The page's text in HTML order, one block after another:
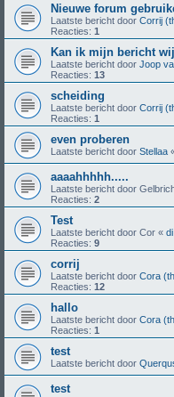
Nieuwe forum
Laatste bericht door Corrij
Reacties: 1
Kan ik mijn bericht
Laatste bericht door Joop
Reacties: 13
scheiding
Laatste bericht door Corrij
Reacties: 1
even proberen
Laatste bericht door Stellaa
aaaahhhhh.....
Laatste bericht door
Reacties: 2
Test
Laatste bericht door Cor «
Reacties: 9
corrij
Laatste bericht door Cora
Reacties: 12
hallo
Laatste bericht door Cora
Reacties: 1
test
Laatste bericht door
test